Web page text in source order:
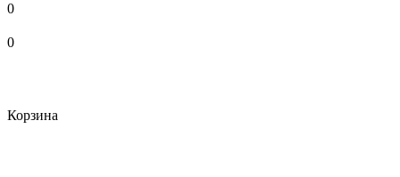
0
0
Корзина